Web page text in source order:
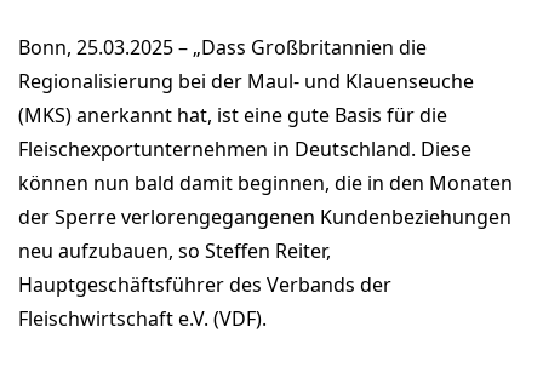
Bonn, 25.03.2025 – „Dass Großbritannien die
Regionalisierung bei der Maul- und Klauenseuche
(MKS) anerkannt hat, ist eine gute Basis für die
Fleischexportunternehmen in Deutschland. Diese
können nun bald damit beginnen, die in den Monaten
der Sperre verlorengegangenen Kundenbeziehungen
neu aufzubauen, so Steffen Reiter,
Hauptgeschäftsführer des Verbands der
Fleischwirtschaft e.V. (VDF).